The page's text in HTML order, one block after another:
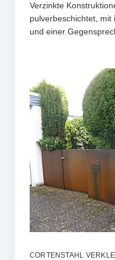
Verzinkte
pulverbeschichtet, mit
und einer
CORTENSTAHL